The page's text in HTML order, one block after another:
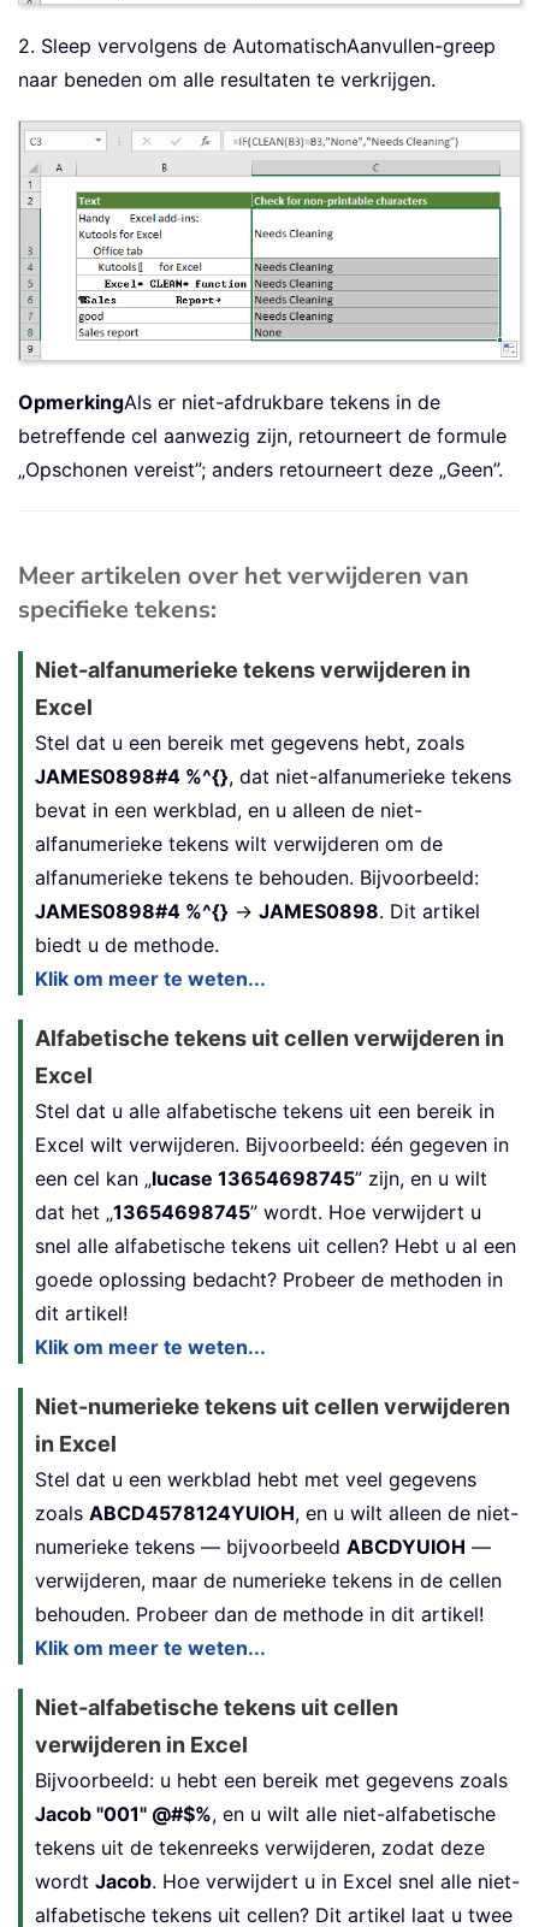
2. Sleep vervolgens de AutomatischAanvullen-greep
naar beneden om alle resultaten te verkrijgen.
OpmerkingAls er niet-afdrukbare tekens in de
betreffende cel aanwezig zijn, retourneert de formule
„Opschonen vereist”; anders retourneert deze „Geen”.
Meer artikelen over het verwijderen van
specifieke tekens:
Niet-alfanumerieke tekens verwijderen in
Excel
Stel dat u een bereik met gegevens hebt, zoals
JAMES0898#4 %^{}, dat niet-alfanumerieke tekens
bevat in een werkblad, en u alleen de niet-
alfanumerieke tekens wilt verwijderen om de
alfanumerieke tekens te behouden. Bijvoorbeeld:
JAMES0898#4 %^{} → JAMES0898. Dit artikel
biedt u de methode.
Klik om meer te weten...
Alfabetische tekens uit cellen verwijderen in
Excel
Stel dat u alle alfabetische tekens uit een bereik in
Excel wilt verwijderen. Bijvoorbeeld: één gegeven in
een cel kan „lucase 13654698745” zijn, en u wilt
dat het „13654698745” wordt. Hoe verwijdert u
snel alle alfabetische tekens uit cellen? Hebt u al een
goede oplossing bedacht? Probeer de methoden in
dit artikel!
Klik om meer te weten...
Niet-numerieke tekens uit cellen verwijderen
in Excel
Stel dat u een werkblad hebt met veel gegevens
zoals ABCD4578124YUIOH, en u wilt alleen de niet-
numerieke tekens — bijvoorbeeld ABCDYUIOH —
verwijderen, maar de numerieke tekens in de cellen
behouden. Probeer dan de methode in dit artikel!
Klik om meer te weten...
Niet-alfabetische tekens uit cellen
verwijderen in Excel
Bijvoorbeeld: u hebt een bereik met gegevens zoals
Jacob "001" @#$%, en u wilt alle niet-alfabetische
tekens uit de tekenreeks verwijderen, zodat deze
wordt Jacob. Hoe verwijdert u in Excel snel alle niet-
alfabetische tekens uit cellen? Dit artikel laat u twee